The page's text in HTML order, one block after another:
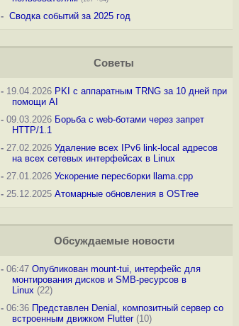
- Сводка событий за 2025 год
Советы
-19.04.2026 PKI с аппаратным TRNG за 10 дней при
помощи AI
-09.03.2026 Борьба с web-ботами через запрет
HTTP/1.1
-27.02.2026 Удаление всех IPv6 link-local адресов
на всех сетевых интерфейсах в Linux
-27.01.2026 Ускорение пересборки llama.cpp
-25.12.2025 Атомарные обновления в OSTree
Обсуждаемые новости
-06:47 Опубликован mount-tui, интерфейс для
монтирования дисков и SMB-ресурсов в
Linux (22)
-06:36 Представлен Denial, композитный сервер со
встроенным движком Flutter(10)